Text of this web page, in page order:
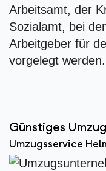
Arbeitsamt, der
Sozialamt, bei
Arbeitgeber für
vorgelegt werden.
Günstiges
Umzugsservice